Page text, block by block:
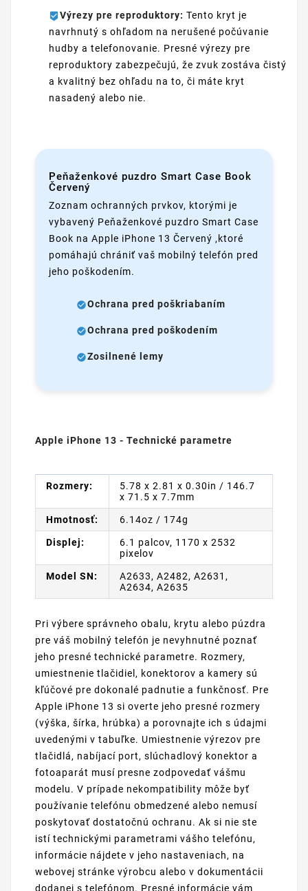
Výrezy pre reproduktory: Tento kryt je
navrhnutý s ohľadom na nerušené počúvanie
hudby a telefonovanie. Presné výrezy pre
reproduktory zabezpečujú, že zvuk zostáva čistý
a kvalitný bez ohľadu na to, či máte kryt
nasadený alebo nie.
Peňaženkové puzdro Smart Case Book
Červený
Zoznam ochranných prvkov, ktorými je
vybavený Peňaženkové puzdro Smart Case
Book na Apple iPhone 13 Červený ,ktoré
pomáhajú chrániť vaš mobilný telefón pred
jeho poškodením.
Ochrana pred poškriabaním
Ochrana pred poškodením
Zosilnené lemy
Apple iPhone 13 - Technické parametre
Rozmery:
5.78 x 2.81 x 0.30in / 146.7
x 71.5 x 7.7mm
Hmotnosť: 6.14oz / 174g
Displej:
6.1 palcov, 1170 x 2532
pixelov
Model SN:
A2633, A2482, A2631,
A2634, A2635
Pri výbere správneho obalu, krytu alebo púzdra
pre váš mobilný telefón je nevyhnutné poznať
jeho presné technické parametre. Rozmery,
umiestnenie tlačidiel, konektorov a kamery sú
kľúčové pre dokonalé padnutie a funkčnosť. Pre
Apple iPhone 13 si overte jeho presné rozmery
(výška, šírka, hrúbka) a porovnajte ich s údajmi
uvedenými v tabuľke. Umiestnenie výrezov pre
tlačidlá, nabíjací port, slúchadlový konektor a
fotoaparát musí presne zodpovedať vášmu
modelu. V prípade nekompatibility môže byť
používanie telefónu obmedzené alebo nemusí
poskytovať dostatočnú ochranu. Ak si nie ste
istí technickými parametrami vášho telefónu,
informácie nájdete v jeho nastaveniach, na
webovej stránke výrobcu alebo v dokumentácii
dodanej s telefónom. Presné informácie vám